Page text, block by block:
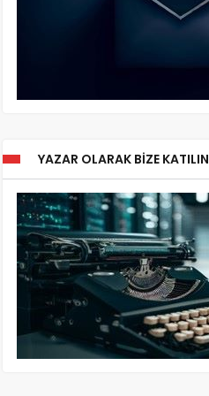
YAZAR OLARAK BIZE KATILIN